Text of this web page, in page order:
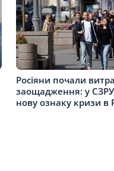
Росіяни почали
заощадження: у
нову ознаку кризи в